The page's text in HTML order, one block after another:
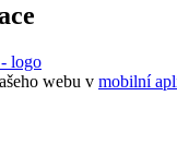
webu v mobilní